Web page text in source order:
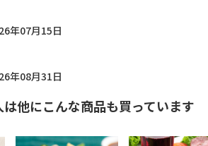
年07月15日
年08月31日
他にこんな商品も買っています